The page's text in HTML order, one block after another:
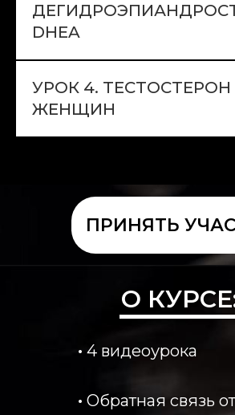
DHEA
УРОК 4. ТЕСТОСТЕРОН
ЖЕНЩИН
ПРИНЯТЬ
· 4 видеоурока
· Обратная связь от
О